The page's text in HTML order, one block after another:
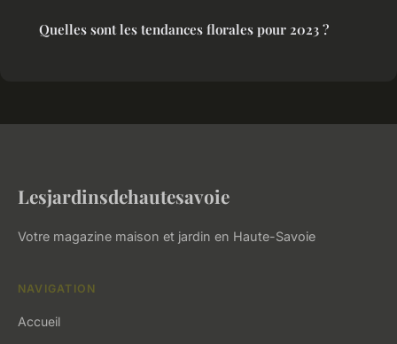
Quelles sont les tendances florales pour 2023 ?
Lesjardinsdehautesavoie
Votre magazine maison et jardin en Haute-Savoie
NAVIGATION
Accueil